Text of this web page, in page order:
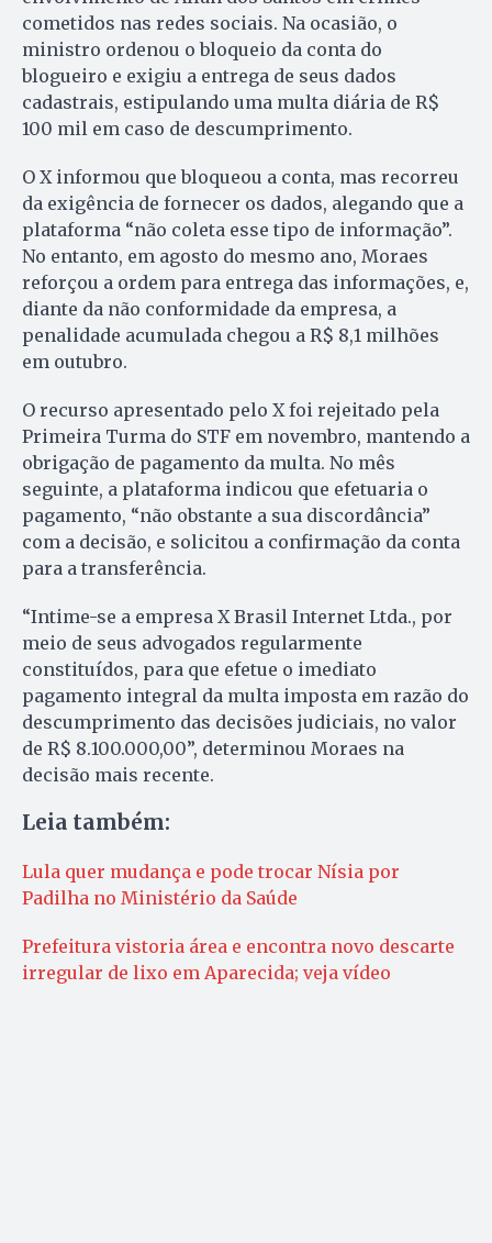
cometidos nas redes sociais. Na ocasião, o
ministro ordenou o bloqueio da conta do
blogueiro e exigiu a entrega de seus dados
cadastrais, estipulando uma multa diária de R$
100 mil em caso de descumprimento.
O X informou que bloqueou a conta, mas recorreu
da exigência de fornecer os dados, alegando que a
plataforma “não coleta esse tipo de informação”.
No entanto, em agosto do mesmo ano, Moraes
reforçou a ordem para entrega das informações, e,
diante da não conformidade da empresa, a
penalidade acumulada chegou a R$ 8,1 milhões
em outubro.
O recurso apresentado pelo X foi rejeitado pela
Primeira Turma do STF em novembro, mantendo a
obrigação de pagamento da multa. No mês
seguinte, a plataforma indicou que efetuaria o
pagamento, “não obstante a sua discordância”
com a decisão, e solicitou a confirmação da conta
para a transferência.
“Intime-se a empresa X Brasil Internet Ltda., por
meio de seus advogados regularmente
constituídos, para que efetue o imediato
pagamento integral da multa imposta em razão do
descumprimento das decisões judiciais, no valor
de R$ 8.100.000,00”, determinou Moraes na
decisão mais recente.
Leia também:
Lula quer mudança e pode trocar Nísia por
Padilha no Ministério da Saúde
Prefeitura vistoria área e encontra novo descarte
irregular de lixo em Aparecida; veja vídeo